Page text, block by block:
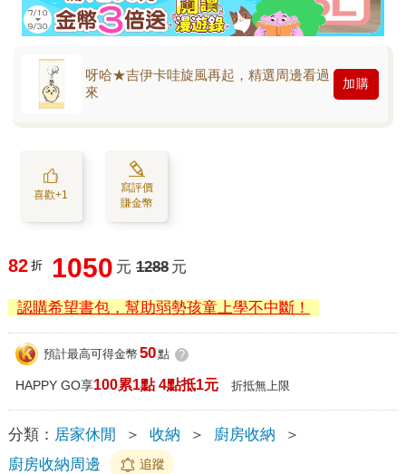
呀哈★吉伊卡哇旋風再起，精選周邊看過
來
加購
喜歡+1
寫評價
賺金幣
82 折 1050 元 1288 元
認購希望書包，幫助弱勢孩童上學不中斷！
預計最高可得金幣 50點 ?
HAPPY GO享100累1點 4點抵1元 折抵無上限
分類： 居家休閒 ＞ 收納 ＞ 廚房收納
＞
廚房收納周邊
追蹤